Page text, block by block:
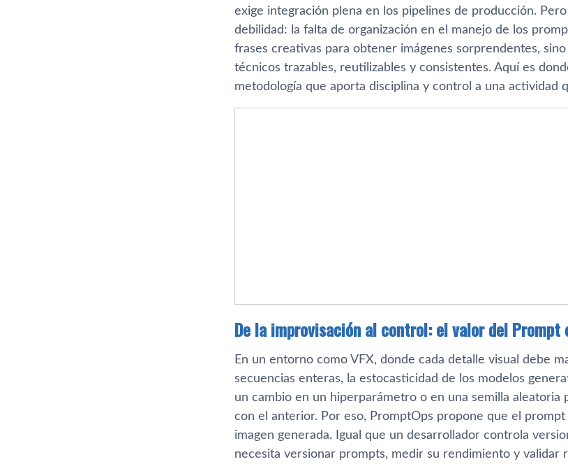
exige integración plena en los pipelines de producción.
debilidad: la falta de organización en el manejo de los
frases creativas para obtener imágenes sorprendentes,
técnicos trazables, reutilizables y consistentes. Aquí es
metodología que aporta disciplina y control a una actividad
De la improvisación al control: el valor del Prompt
En un entorno como VFX, donde cada detalle visual debe
secuencias enteras, la estocasticidad de los modelos
un cambio en un hiperparámetro o en una semilla aleatoria
con el anterior. Por eso, PromptOps propone que el
imagen generada. Igual que un desarrollador controla
necesita versionar prompts, medir su rendimiento y validar